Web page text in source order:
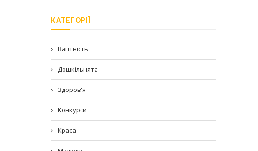
КАТЕГОРІЇ
Вагітність
Дошкільнята
Здоров'я
Конкурси
Краса